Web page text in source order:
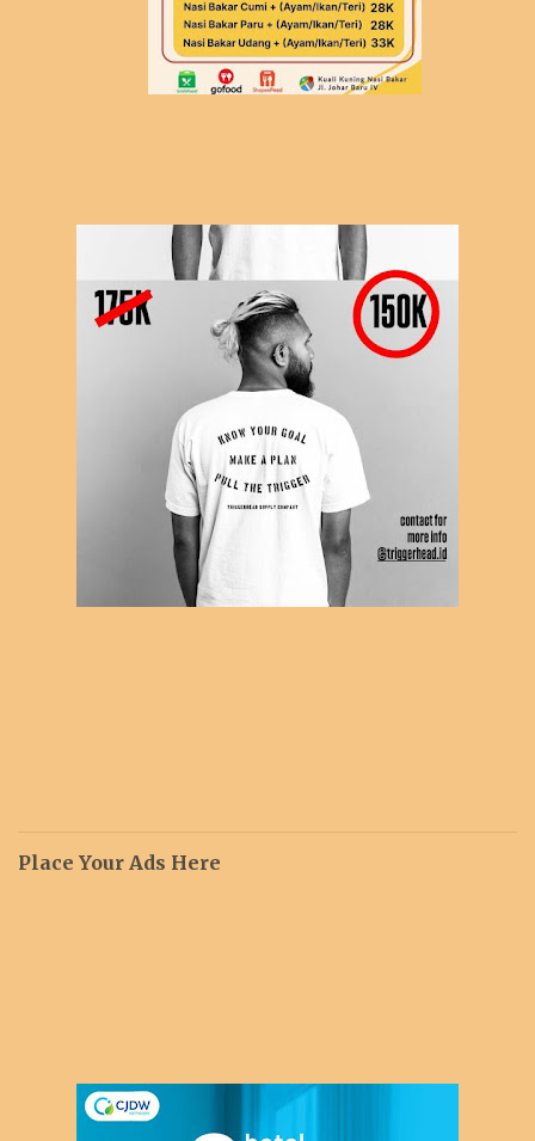
Place Your Ads Here